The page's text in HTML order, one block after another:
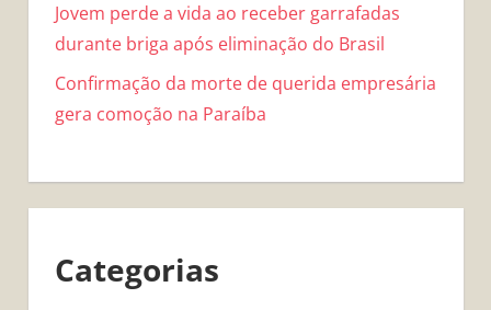
Jovem perde a vida ao receber garrafadas
durante briga após eliminação do Brasil
Confirmação da morte de querida empresária
gera comoção na Paraíba
Categorias